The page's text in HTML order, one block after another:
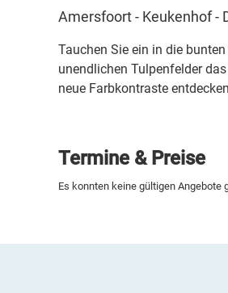
Amersfoort - Keukenhof -
Tauchen Sie ein in die
unendlichen Tulpenfelder
neue Farbkontraste
Termine & Preise
Es konnten keine gültigen Angebote